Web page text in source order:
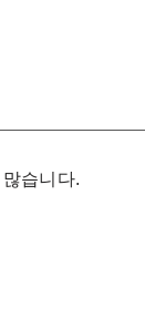
습니다.